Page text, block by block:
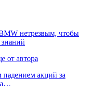
нетрезвым, чтобы
от автора
акций за